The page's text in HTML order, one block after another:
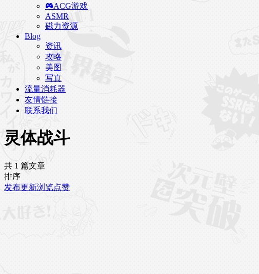
ACG游戏
ASMR
磁力资源
Blog
资讯
攻略
美图
写真
流量消耗器
友情链接
联系我们
灵体战斗
共 1 篇文章
排序
发布更新浏览点赞